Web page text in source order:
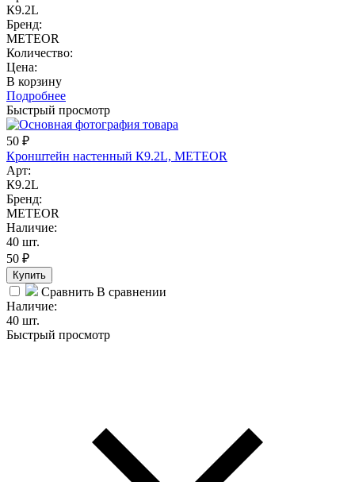
К9.2L
Бренд:
METEOR
Количество:
Цена:
В корзину
Подробнее
Быстрый просмотр
50 ₽
Кронштейн настенный К9.2L, METEOR
Арт:
К9.2L
Бренд:
METEOR
Наличие:
40 шт.
50 ₽
Купить
Сравнить В сравнении
Наличие:
40 шт.
Быстрый просмотр